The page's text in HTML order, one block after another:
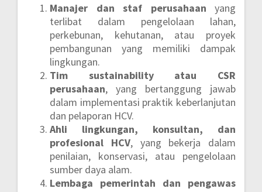
Manajer dan staf perusahaan yang
terlibat dalam pengelolaan lahan,
perkebunan, kehutanan, atau proyek
pembangunan yang memiliki dampak
lingkungan.
Tim sustainability atau CSR
perusahaan, yang bertanggung jawab
dalam implementasi praktik keberlanjutan
dan pelaporan HCV.
Ahli lingkungan, konsultan, dan
profesional HCV, yang bekerja dalam
penilaian, konservasi, atau pengelolaan
sumber daya alam.
Lembaga pemerintah dan pengawas